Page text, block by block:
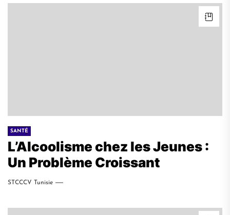
SANTÉ
L’Alcoolisme chez les Jeunes :
Un Problème Croissant
STCCCV Tunisie